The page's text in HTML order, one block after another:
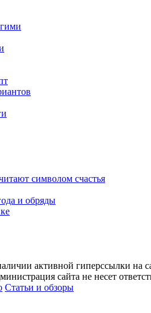
символом счастья
и обряды
активной гиперссылки на
сайта не несет
Статьи и обзоры